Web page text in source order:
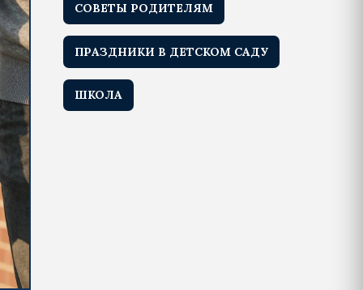
СОВЕТЫ РОДИТЕЛЯМ
ПРАЗДНИКИ В ДЕТСКОМ САДУ
ШКОЛА